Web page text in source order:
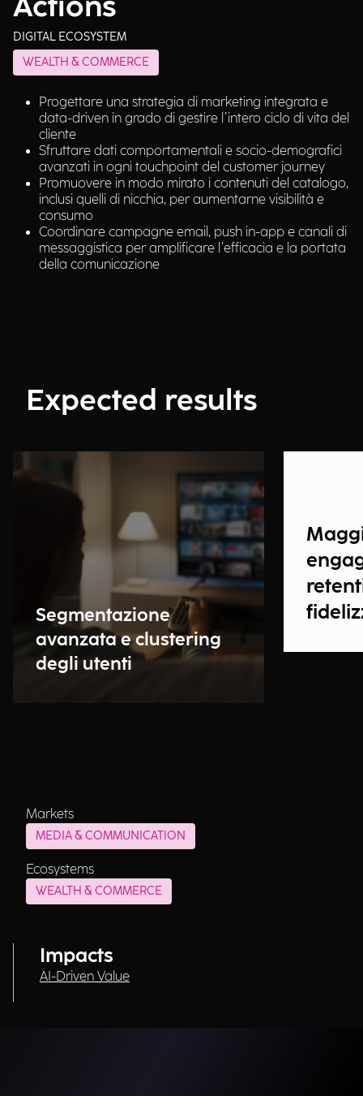
Actions
DIGITAL ECOSYSTEM
WEALTH & COMMERCE
Progettare una strategia di marketing integrata e
data-driven in grado di gestire l’intero ciclo di vita del
cliente
Sfruttare dati comportamentali e socio-demografici
avanzati in ogni touchpoint del customer journey
Promuovere in modo mirato i contenuti del catalogo,
inclusi quelli di nicchia, per aumentarne visibilità e
consumo
Coordinare campagne email, push in-app e canali di
messaggistica per amplificare l’efficacia e la portata
della comunicazione
Expected results
Segmentazione
avanzata e clustering
degli utenti
Markets
MEDIA & COMMUNICATION
Ecosystems
WEALTH & COMMERCE
Impacts
AI-Driven Value